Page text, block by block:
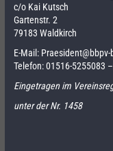
c/o Kai Kutsch
Gartenstr. 2
79183 Waldkirch
E-Mail: Praesident@bbpv-
Telefon:01516-5255083
Eingetragen im
unter der Nr. 1458